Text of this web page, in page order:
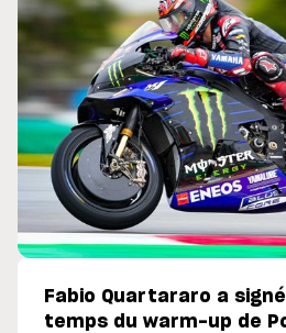
Fabio Quartararo a
temps du warm-up de